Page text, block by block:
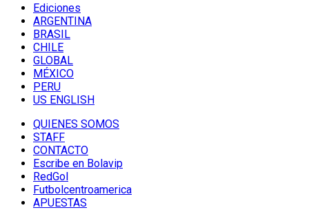
Ediciones
ARGENTINA
BRASIL
CHILE
GLOBAL
MÉXICO
PERU
US ENGLISH
QUIENES SOMOS
STAFF
CONTACTO
Escribe en Bolavip
RedGol
Futbolcentroamerica
APUESTAS